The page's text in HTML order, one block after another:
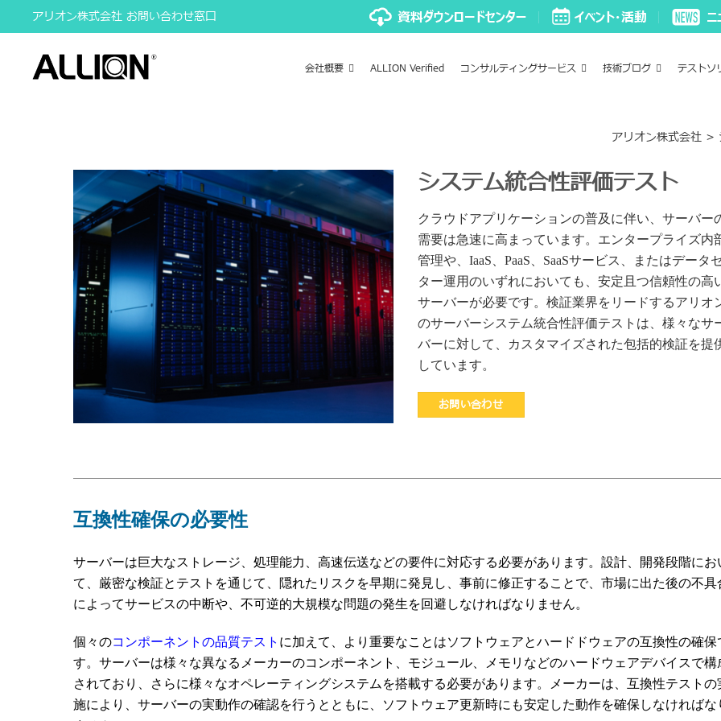
to
content
アリオン株式会社 お問い合わせ窓口
会社概要 ALLION Verified コンサルティングサービス 技術ブログ テストソ
アリオン株式会社>
システム統合性評価テスト
クラウドアプリケーションの普及に伴い、サーバー
需要は急速に高まっています。エンタープライズ内
管理や、IaaS、PaaS、SaaSサービス、またはデータ
ター運用のいずれにおいても、安定且つ信頼性の高
サーバーが必要です。検証業界をリードするアリオ
のサーバーシステム統合性評価テストは、様々なサ
バーに対して、カスタマイズされた包括的検証を提
しています。
お問い合わせ
互換性確保の必要性
サーバーは巨大なストレージ、処理能力、高速伝送などの要件に対応する必要があります。設計、開発段階にお
て、厳密な検証とテストを通じて、隠れたリスクを早期に発見し、事前に修正することで、市場に出た後の不具
によってサービスの中断や、不可逆的大規模な問題の発生を回避しなければなりません。
個々のコンポーネントの品質テスト に加えて、より重要なことはソフトウェアとハードドウェアの互換性の確保
す。サーバーは様々な異なるメーカーのコンポーネント、モジュール、メモリなどのハードウェアデバイスで構
されており、さらに様々なオペレーティングシステムを搭載する必要があります。メーカーは、互換性テストの
施により、サーバーの実動作の確認を行うとともに、ソフトウェア更新時にも安定した動作を確保しなければな